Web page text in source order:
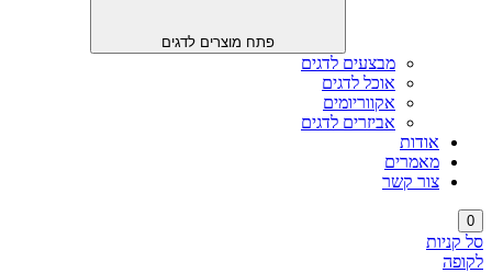
פתח מוצרים לדגים
מבצעים לדגים
אוכל לדגים
אקווריומים
אביזרים לדגים
אודות
מאמרים
צור קשר
0
סל קניות
לקופה